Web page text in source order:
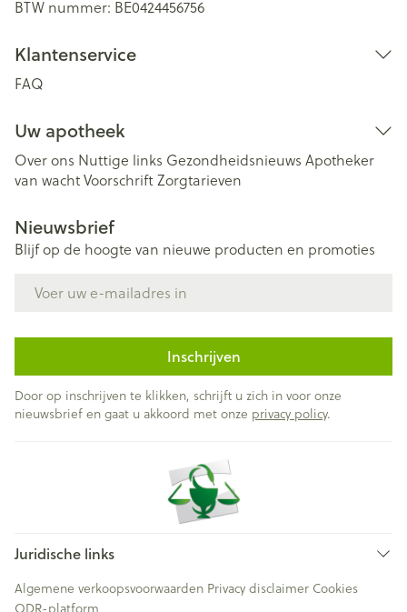
BTW nummer: BE0424456756
Klantenservice
FAQ
Uw apotheek
Over ons Nuttige links Gezondheidsnieuws Apotheker
van wachtVoorschriftZorgtarieven
Nieuwsbrief
Blijf op de hoogte van nieuwe producten en promoties
Inschrijven
Door op inschrijven te klikken, schrijft u zich in voor onze
nieuwsbrief en gaat u akkoord met onze privacy policy.
Juridische links
Algemene verkoopsvoorwaarden Privacy disclaimer Cookies
ODR-platform